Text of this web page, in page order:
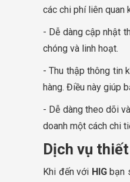
các chi phí liên quan
- Dễ dàng cập nhật
chóng và linh hoạt.
- Thu thập thông tin
hàng. Điều này giúp
- Dễ dàng theo dõi
doanh một cách chi
Dịch vụ
Khi đến với HIGbạn